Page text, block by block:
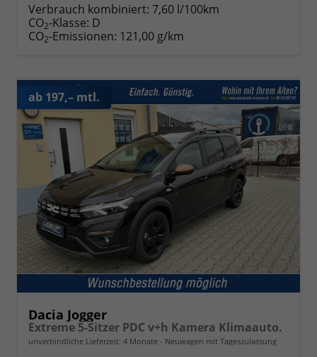
Verbrauch kombiniert: 7,60 l/100km
CO2-Klasse: D
CO2-Emissionen: 121,00 g/km
ab 197,– mtl.
Dacia Jogger
Extreme 5-Sitzer PDC v+h Kamera Klimaauto.
unverbindliche Lieferzeit: 4 Monate Neuwagen mit Tageszulassung